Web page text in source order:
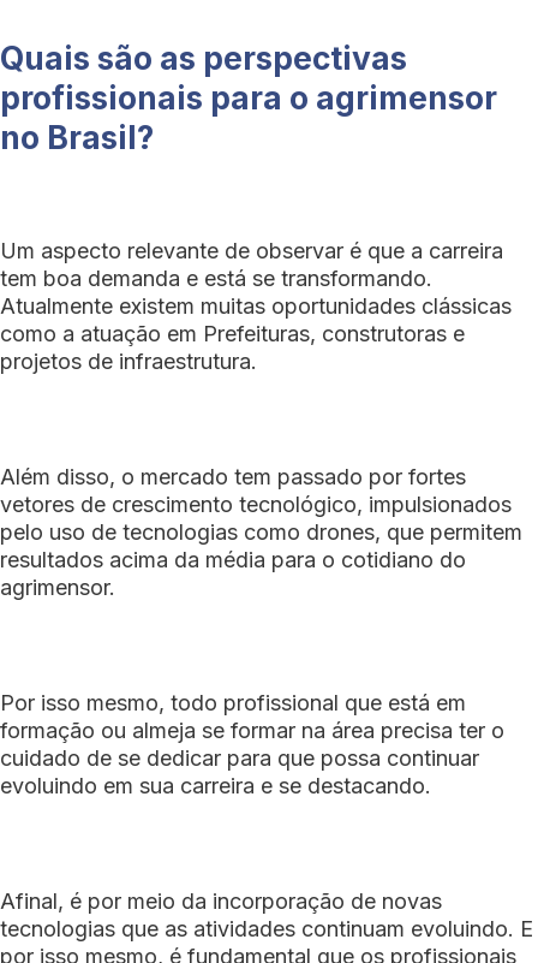
Quais são as perspectivas
profissionais para o agrimensor
no Brasil?
Um aspecto relevante de observar é que a carreira
tem boa demanda e está se transformando.
Atualmente existem muitas oportunidades clássicas
como a atuação em Prefeituras, construtoras e
projetos de infraestrutura.
Além disso, o mercado tem passado por fortes
vetores de crescimento tecnológico, impulsionados
pelo uso de tecnologias como drones, que permitem
resultados acima da média para o cotidiano do
agrimensor.
Por isso mesmo, todo profissional que está em
formação ou almeja se formar na área precisa ter o
cuidado de se dedicar para que possa continuar
evoluindo em sua carreira e se destacando.
Afinal, é por meio da incorporação de novas
tecnologias que as atividades continuam evoluindo. E
por isso mesmo, é fundamental que os profissionais